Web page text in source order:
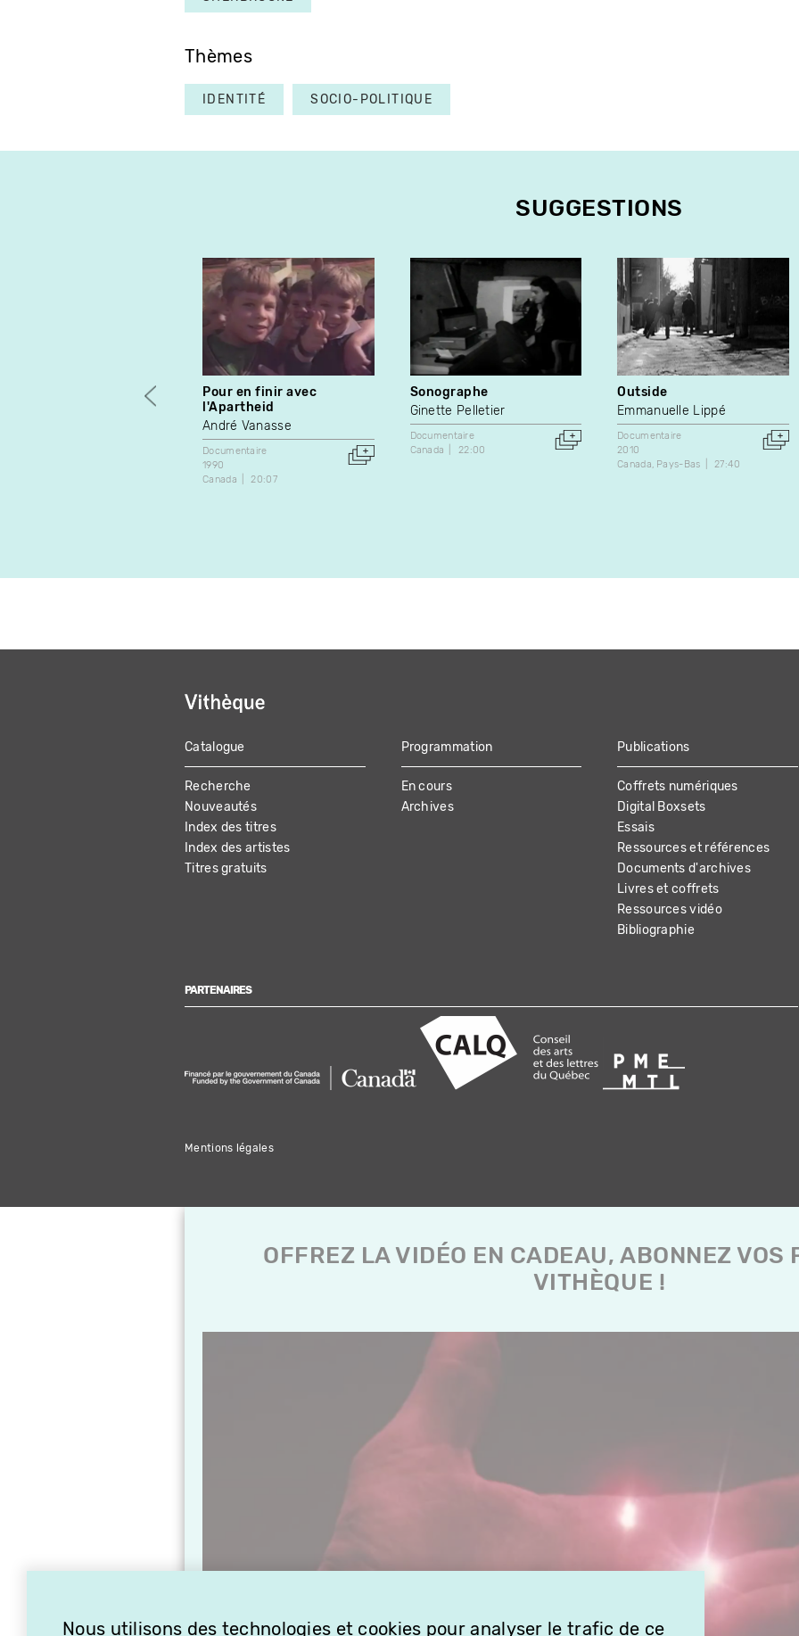
Thèmes
IDENTITÉ SOCIO-POLITIQUE
SUGGESTIONS
Pour en finir avec
l'Apartheid
André Vanasse
Documentaire
1990
Canada
20:07
Sonographe
Ginette Pelletier
Documentaire
Canada
22:00
Outside
Emmanuelle Lippé
Documentaire
2010
Canada
Pays-Bas 27:40
MAIN
NAVIGATION
Catalogue
Recherche
Nouveautés
Index des titres
Index des artistes
Titres gratuits
Programmation
En cours
Archives
Publications
Coffrets numériques
Digital Boxsets
Essais
Ressources et références
Documents d'archives
Livres et coffrets
Ressources vidéo
Bibliographie
PARTENAIRES
Mentions légales
Nous utilisons des technologies et cookies pour analyser le trafic de ce